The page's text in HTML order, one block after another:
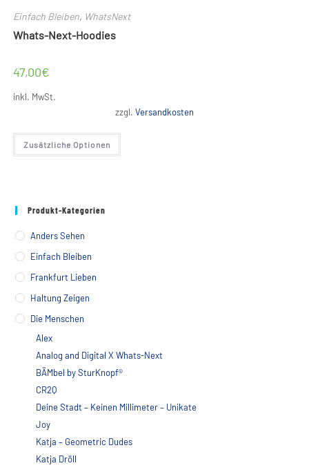
Einfach Bleiben, WhatsNext
Whats-Next-Hoodies
47,00€
inkl. MwSt.
zzgl. Versandkosten
Zusätzliche Optionen
Dieses
weist
Produkt-Kategorien
Anders Sehen
Einfach Bleiben
Frankfurt Lieben
Haltung Zeigen
Die Menschen
Alex
Analog and Digital X Whats-Next
BÄMbel by SturKnopf®
CR2Q
Deine Stadt – Keinen Millimeter – Unikate
Joy
Katja – Geometric Dudes
Katja Dröll